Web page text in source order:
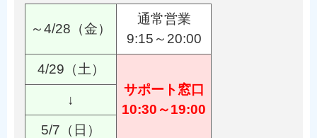
～4/28（金）
通常営業
9:15～20:00
4/29（土）
サポート窓口
10:30～19:00
↓
5/7（日）